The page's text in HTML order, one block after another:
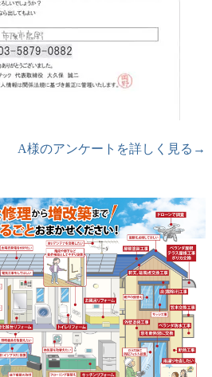
A様のアンケートを詳しく見る→